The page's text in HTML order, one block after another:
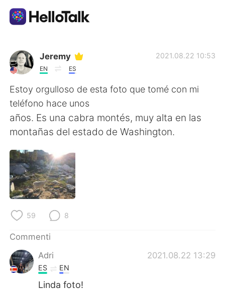
App di scambio linguistico
AI Grammar Checker
Italiano
English
繁體中文
한국어
Jeremy
EN ES
2021.08.22 10:53
Estoy orgulloso de esta foto que tomé con mi
teléfono hace unos
años. Es una cabra montés, muy alta en las
montañas del estado de Washington.
59 8
Commenti
Adri
2021.08.22 13:29
ES EN
Linda foto!